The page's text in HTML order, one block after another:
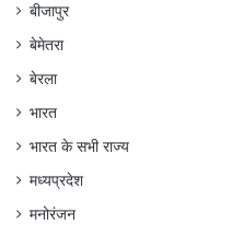
बीजापुर
बेमेतरा
बेरला
भारत
भारत के सभी राज्य
मध्यप्रदेश
मनोरंजन